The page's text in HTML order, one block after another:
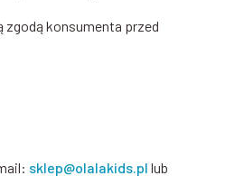
zgodą konsumenta przed
sklep@olalakids.pl lub